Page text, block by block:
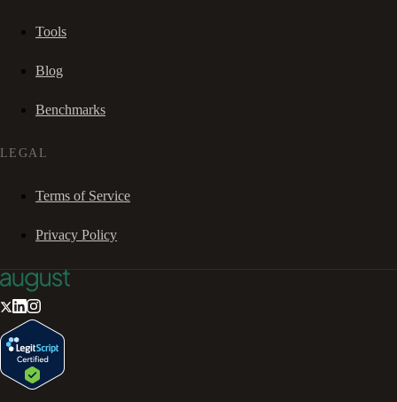
Tools
Blog
Benchmarks
LEGAL
Terms of Service
Privacy Policy